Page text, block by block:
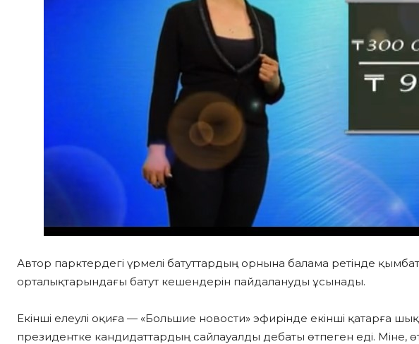
Автор парктердегі үрмелі батуттардың орнына балама ретінде қымбат
орталықтарындағы батут кешендерін пайдалануды ұсынады.
Екінші елеулі оқиға — «Большие новости» эфирінде екінші қатарға
президентке кандидаттардың сайлауалды дебаты өтпеген еді. Міне,